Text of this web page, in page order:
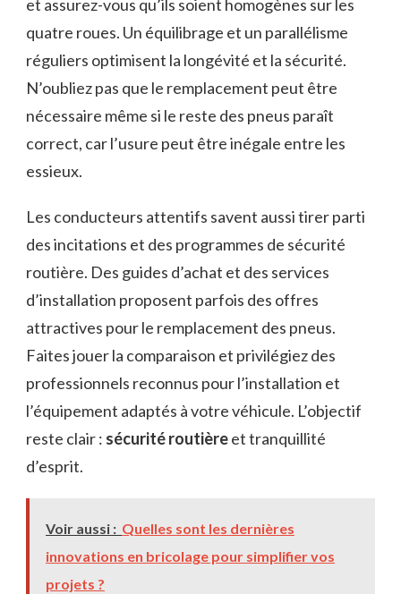
et assurez-vous qu’ils soient homogènes sur les
quatre roues. Un équilibrage et un parallélisme
réguliers optimisent la longévité et la sécurité.
N’oubliez pas que le remplacement peut être
nécessaire même si le reste des pneus paraît
correct, car l’usure peut être inégale entre les
essieux.
Les conducteurs attentifs savent aussi tirer parti
des incitations et des programmes de sécurité
routière. Des guides d’achat et des services
d’installation proposent parfois des offres
attractives pour le remplacement des pneus.
Faites jouer la comparaison et privilégiez des
professionnels reconnus pour l’installation et
l’équipement adaptés à votre véhicule. L’objectif
reste clair : sécurité routièreet tranquillité
d’esprit.
Voir aussi : Quelles sont les dernières
innovations en bricolage pour simplifier vos
projets ?